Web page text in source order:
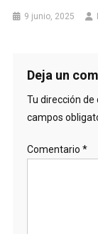
9 junio, 2025
Deja un
Tu dirección de
campos
Comentario *